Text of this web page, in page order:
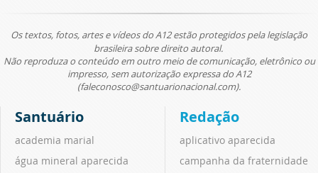
Os textos, fotos, artes e vídeos do A12 estão protegidos pela legislação
brasileira sobre direito autoral.
Não reproduza o conteúdo em outro meio de comunicação, eletrônico ou
impresso, sem autorização expressa do A12
(faleconosco@santuarionacional.com).
Santuário
academia marial
água mineral aparecida
Redação
aplicativo aparecida
campanha da fraternidade